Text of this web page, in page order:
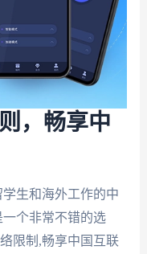
，畅享中
生和海外工作的中
一个非常不错的选
限制,畅享中国互联